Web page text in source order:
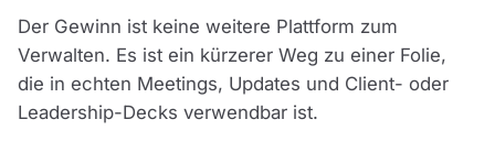
Der Gewinn ist keine weitere Plattform zum
Verwalten. Es ist ein kürzerer Weg zu einer Folie,
die in echten Meetings, Updates und Client- oder
Leadership-Decks verwendbar ist.